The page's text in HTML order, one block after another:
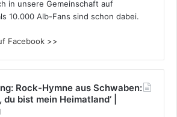
in unsere Gemeinschaft auf
10.000 Alb-Fans sind schon dabei.
Facebook >>
Rock-Hymne aus Schwaben:
bist mein Heimatland‘ |